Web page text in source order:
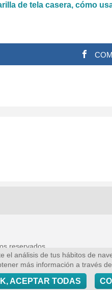
de tela casera, cómo
reservados
análisis de tus hábitos de
más información a través
ACEPTAR TODAS